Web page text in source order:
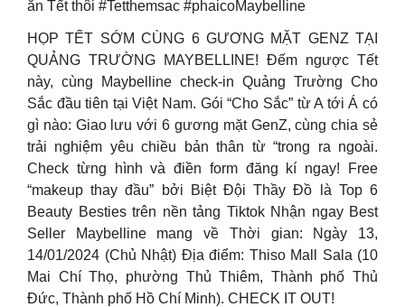
ăn Tết thôi #Tetthemsac #phaicoMaybelline
HỌP TẾT SỚM CÙNG 6 GƯƠNG MẶT GENZ TẠI
QUẢNG TRƯỜNG MAYBELLINE! Đếm ngược Tết
này, cùng Maybelline check-in Quảng Trường Cho
Sắc đầu tiên tại Việt Nam. Gói “Cho Sắc” từ A tới Á có
gì nào: Giao lưu với 6 gương mặt GenZ, cùng chia sẻ
trải nghiệm yêu chiều bản thân từ “trong ra ngoài.
Check từng hình và điền form đăng kí ngay! Free
“makeup thay đầu” bởi Biệt Đội Thầy Đồ là Top 6
Beauty Besties trên nền tảng Tiktok Nhận ngay Best
Seller Maybelline mang về Thời gian: Ngày 13,
14/01/2024 (Chủ Nhật) Địa điểm: Thiso Mall Sala (10
Mai Chí Thọ, phường Thủ Thiêm, Thành phố Thủ
Đức, Thành phố Hồ Chí Minh). CHECK IT OUT!